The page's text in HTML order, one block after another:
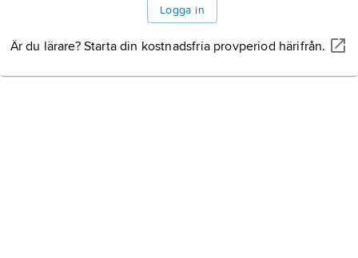
Logga in
Är du lärare? Starta din kostnadsfria provperiod härifrån.